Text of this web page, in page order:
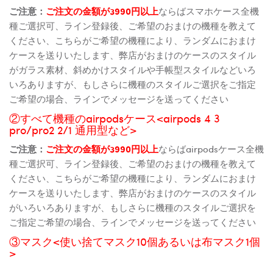
ご注意： ご注文の金額が3990円以上ならばスマホケース全機
種ご選択可、ライン登録後、ご希望のおまけの機種を教えて
ください、こちらがご希望の機種により、ランダムにおまけ
ケースを送りいたします、弊店がおまけのケースのスタイル
がガラス素材、斜めかけスタイルや手帳型スタイルなどいろ
いろありますが、もしさらに機種のスタイルご選択をご指定
ご希望の場合、ラインでメッセージを送ってください
②すべて機種のairpodsケース<airpods 4 3
pro/pro2 2/1 通用型など>
ご注意： ご注文の金額が3990円以上ならばairpodsケース全機
種ご選択可、ライン登録後、ご希望のおまけの機種を教えて
ください、こちらがご希望の機種により、ランダムにおまけ
ケースを送りいたします、弊店がおまけのケースのスタイル
がいろいろありますが、もしさらに機種のスタイルご選択を
ご指定ご希望の場合、ラインでメッセージを送ってください
③マスク<使い捨てマスク10個あるいは布マスク1個
>